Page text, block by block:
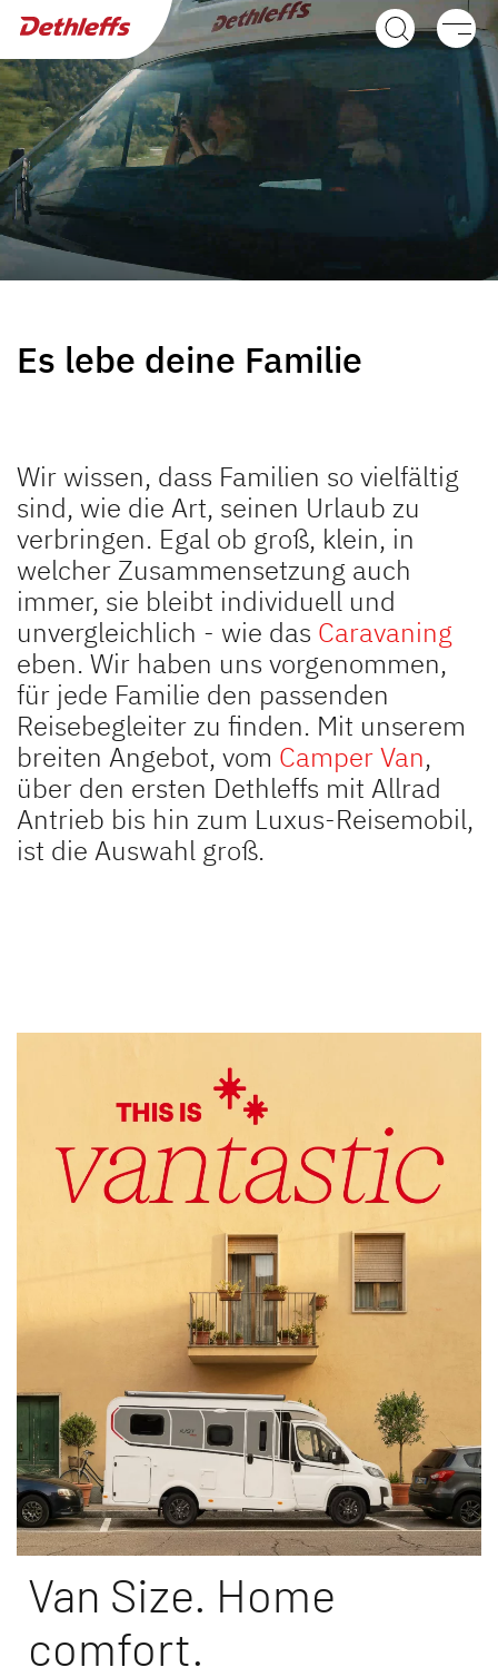
Wohnwagen
Wohnmobile
Camper Vans
Dethleffs Original Zubehör
Unternehmen
Händlersuche
Fahrzeugbörse
Blog
Es lebe deine Familie
Wir wissen, dass Familien so vielfältig
sind, wie die Art, seinen Urlaub zu
verbringen. Egal ob groß, klein, in
welcher Zusammensetzung auch
immer, sie bleibt individuell und
unvergleichlich - wie das Caravaning
eben. Wir haben uns vorgenommen,
für jede Familie den passenden
Reisebegleiter zu finden. Mit unserem
breiten Angebot, vom Camper Van,
über den ersten Dethleffs mit Allrad
Antrieb bis hin zum Luxus-Reisemobil,
ist die Auswahl groß.
Van Size. Home
comfort.
Dethleffs Händlersuche
Händlersuche